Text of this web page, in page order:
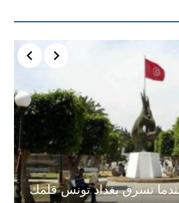
تسرق بغداد تونس قلمك